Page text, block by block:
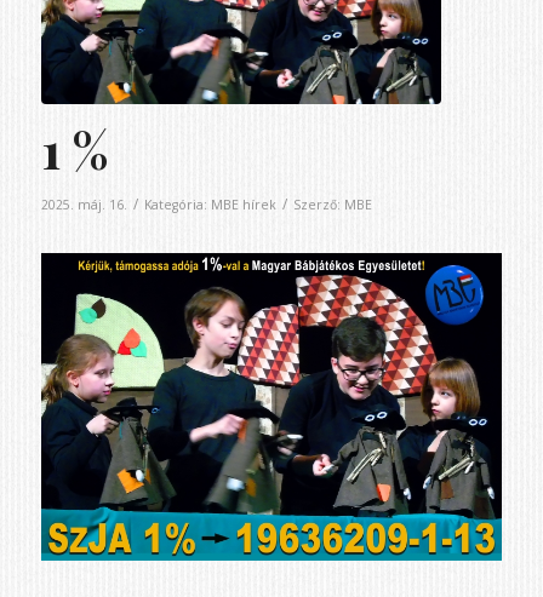
1 %
2025. máj. 16. / Kategória: MBE hírek / Szerző: MBE